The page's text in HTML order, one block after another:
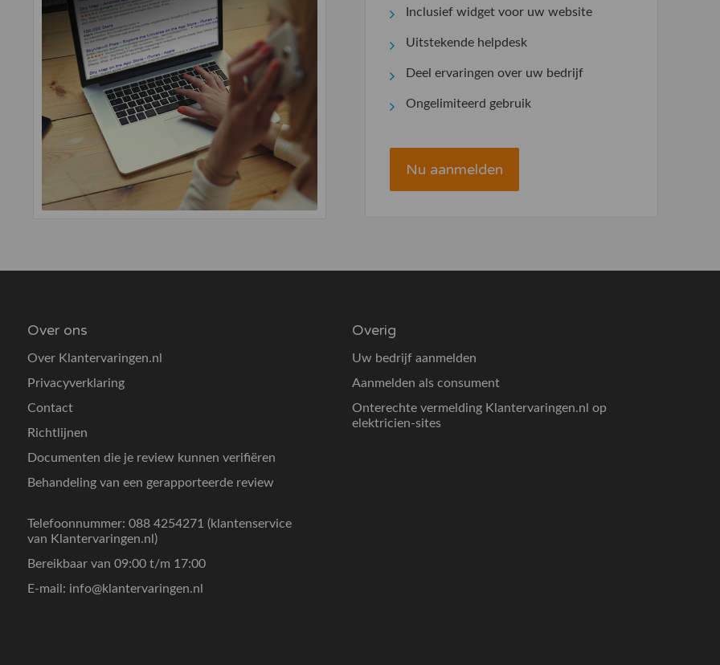
Inclusief widget voor uw website
Uitstekende helpdesk
Deel ervaringen over uw bedrijf
Ongelimiteerd gebruik
Nu aanmelden
Over ons
Over Klantervaringen.nl
Privacyverklaring
Contact
Richtlijnen
Documenten die je review kunnen verifiëren
Behandeling van een gerapporteerde review
Telefoonnummer: 088 4254271 (klantenservice
van Klantervaringen.nl)
Bereikbaar van 09:00 t/m 17:00
E-mail: info@klantervaringen.nl
Overig
Uw bedrijf aanmelden
Aanmelden als consument
Onterechte vermelding Klantervaringen.nl op
elektricien-sites